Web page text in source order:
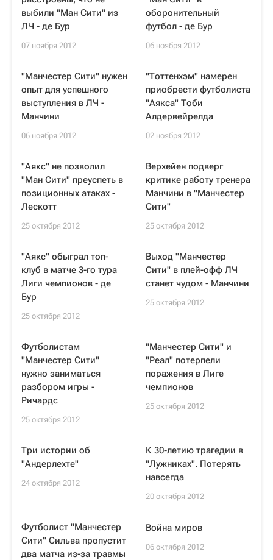
выбили "Ман Сити" из
ЛЧ - де Бур
07 ноября 2012
оборонительный
футбол - де Бур
06 ноября 2012
"Манчестер Сити" нужен
опыт для успешного
выступления в ЛЧ -
Манчини
06 ноября 2012
"Тоттенхэм" намерен
приобрести футболиста
"Аякса" Тоби
Алдервейрелда
02 ноября 2012
"Аякс" не позволил
"Ман Сити" преуспеть в
позиционных атаках -
Лескотт
25 октября 2012
Верхейен подверг
критике работу тренера
Манчини в "Манчестер
Сити"
25 октября 2012
"Аякс" обыграл топ-
клуб в матче 3-го тура
Лиги чемпионов - де
Бур
25 октября 2012
Выход "Манчестер
Сити" в плей-офф ЛЧ
станет чудом - Манчини
25 октября 2012
Футболистам
"Манчестер Сити"
нужно заниматься
разбором игры -
Ричардс
25 октября 2012
"Манчестер Сити" и
"Реал" потерпели
поражения в Лиге
чемпионов
25 октября 2012
Три истории об
"Андерлехте"
24 октября 2012
К 30-летию трагедии в
"Лужниках". Потерять
навсегда
20 октября 2012
Футболист "Манчестер
Сити" Сильва пропустит
два матча из-за травмы
Война миров
06 октября 2012